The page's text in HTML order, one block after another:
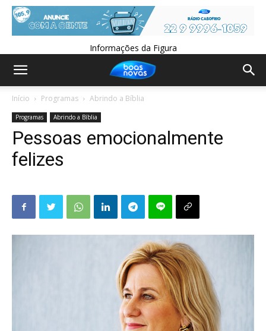
Informações da Figura
Início Programas Abrindo a Bíblia
Programas Abrindo a Bíblia
Pessoas emocionalmente
felizes